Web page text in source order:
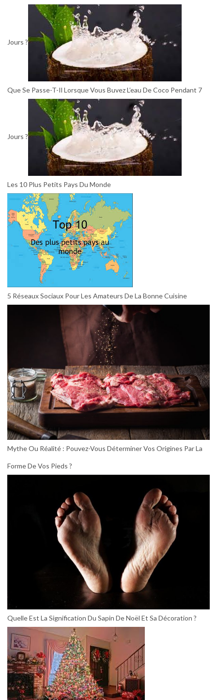
Jours ?
Que Se Passe-T-Il Lorsque Vous Buvez L’eau De Coco Pendant 7
Jours ?
Les 10 Plus Petits Pays Du Monde
5 Réseaux Sociaux Pour Les Amateurs De La Bonne Cuisine
Mythe Ou Réalité : Pouvez-Vous Déterminer Vos Origines Par La
Forme De Vos Pieds ?
Quelle Est La Signification Du Sapin De Noël Et Sa Décoration ?